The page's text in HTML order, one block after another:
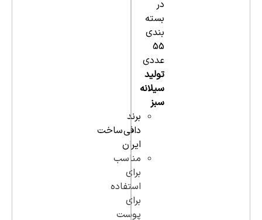
در
بسته
بندی
55
عددی
تولید
سیلانه
سبز
برند
دافی ساخت
ایران
مناسب
برای
استفاده
برای
پوست